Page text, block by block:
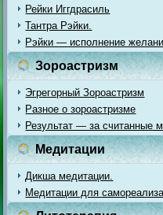
Рейки Иггдрасиль
Тантра Рэйки.
Рэйки — исполнение
Зороастризм
Эгрегорный Зороастризм
Разное о зороастризме
Результат — за считанные
Медитации
Дикша медитации.
Медитации для